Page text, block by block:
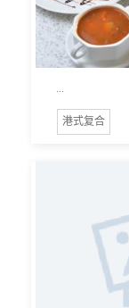
...
港式复合